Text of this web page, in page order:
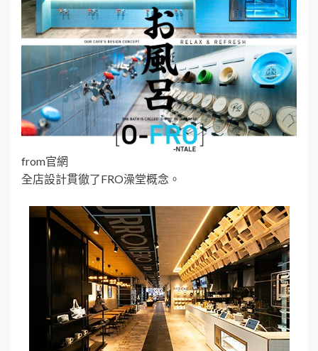
from官網
全店設計貫徹了FRO澡堂概念。